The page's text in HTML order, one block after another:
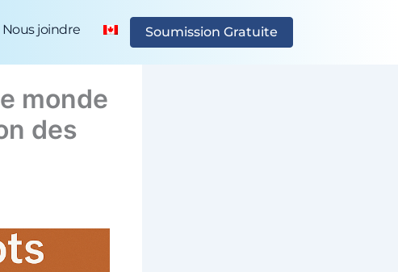
Nous joindre Soumission Gratuite
monde
des